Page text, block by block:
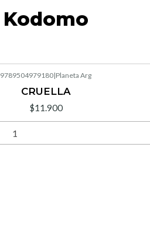
Kodomo
9789504979180|Planeta Arg
CRUELLA
$11.900